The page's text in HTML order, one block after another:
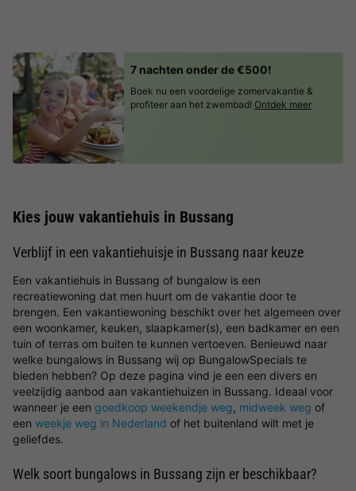
7 nachten onder de €500!
Boek nu een voordelige zomervakantie &
profiteer aan het zwembad! Ontdek meer
Kies jouw vakantiehuis in Bussang
Verblijf in een vakantiehuisje in Bussang naar keuze
Een vakantiehuis in Bussang of bungalow is een
recreatiewoning dat men huurt om de vakantie door te
brengen. Een vakantiewoning beschikt over het algemeen over
een woonkamer, keuken, slaapkamer(s), een badkamer en een
tuin of terras om buiten te kunnen vertoeven. Benieuwd naar
welke bungalows in Bussang wij op BungalowSpecials te
bieden hebben? Op deze pagina vind je een een divers en
veelzijdig aanbod aan vakantiehuizen in Bussang. Ideaal voor
wanneer je een goedkoop weekendje weg, midweek weg of
een weekje weg in Nederland of het buitenland wilt met je
geliefdes.
Welk soort bungalows in Bussang zijn er beschikbaar?